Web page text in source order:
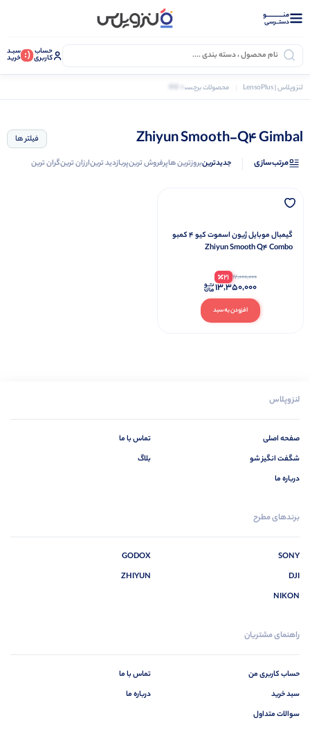
منــــــــــــو
دستــرسی
حساب
کاربری (: سبـد
خرید
لنزوپلاس | LensoPlus محصولات برچسب خورده “Zhiyun Smooth-Q4 Gimbal”
Zhiyun Smooth-Q4 Gimbal فیلتر ها
مرتب‌سازی جدیدترینبروزترین هاپرفروش ترینپربازدید ترینارزان ترینگران ترین
گیمبال موبایل ژیون اسموت کیو 4 کمبو
Zhiyun Smooth Q4 Combo
افزودن به سبد
17,000,000
21
13,350,000
لنزوپلاس
صفحه اصلی
شگفت انگیز شو
درباره ما
تماس با ما
بلاگ
برندهای مطرح
SONY
DJI
NIKON
GODOX
ZHIYUN
راهنمای مشتریان
حساب کاربری من
سبد خرید
سوالات متداول
تماس با ما
درباره ما